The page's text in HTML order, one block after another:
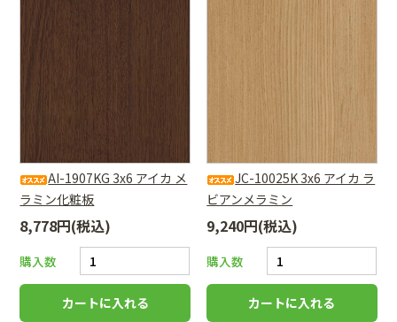
AI-1907KG 3x6 アイカ メ
ラミン化粧板
8,778円(税込)
購入数
JC-10025K 3x6 アイカ ラ
ビアンメラミン
9,240円(税込)
購入数